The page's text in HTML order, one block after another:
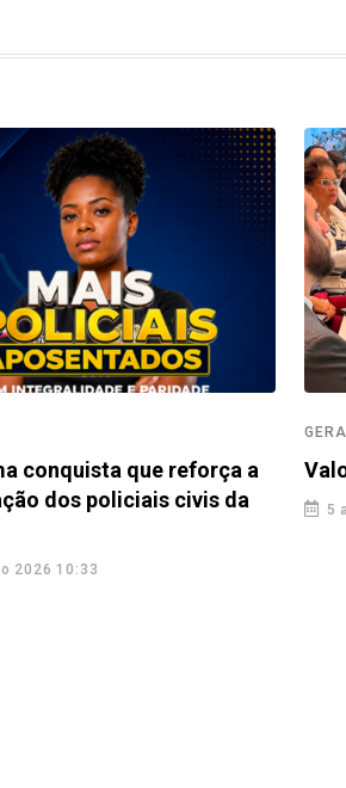
conquista que reforça a
dos policiais civis da
2026 10:33
5